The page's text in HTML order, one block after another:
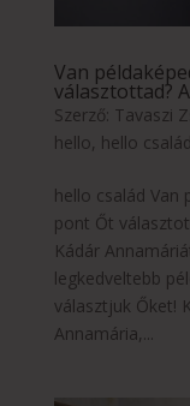
Van
választottad?
Szerző: Tavaszi
hello, hello
hello család Van
pont Őt
Kádár
legkedveltebb
választjuk Őket!
Annamária,...